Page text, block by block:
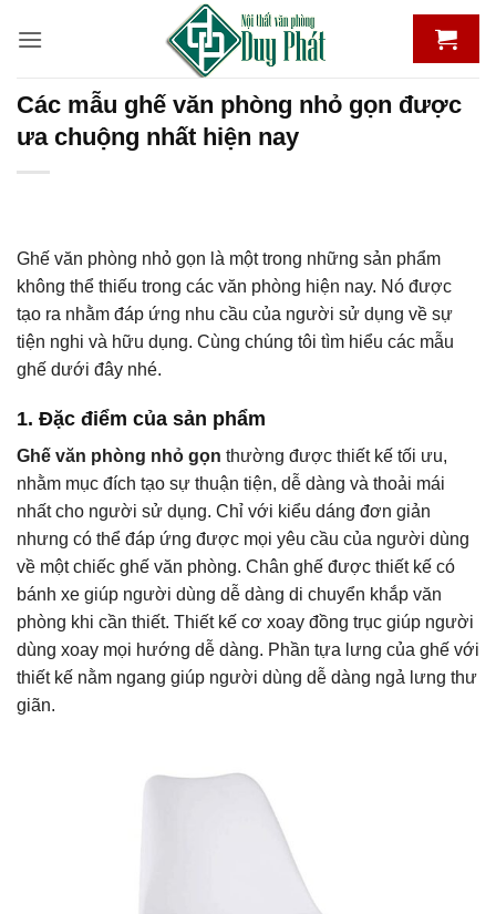
qua
dungCác mẫu ghế văn phòng nhỏ gọn được
ưa chuộng nhất hiện nay
Ghế văn phòng nhỏ gọn là một trong những sản phẩm
không thể thiếu trong các văn phòng hiện nay. Nó được
tạo ra nhằm đáp ứng nhu cầu của người sử dụng về sự
tiện nghi và hữu dụng. Cùng chúng tôi tìm hiểu các mẫu
ghế dưới đây nhé.
1. Đặc điểm của sản phẩm
Ghế văn phòng nhỏ gọn thường được thiết kế tối ưu,
nhằm mục đích tạo sự thuận tiện, dễ dàng và thoải mái
nhất cho người sử dụng. Chỉ với kiểu dáng đơn giản
nhưng có thể đáp ứng được mọi yêu cầu của người dùng
về một chiếc ghế văn phòng. Chân ghế được thiết kế có
bánh xe giúp người dùng dễ dàng di chuyển khắp văn
phòng khi cần thiết. Thiết kế cơ xoay đồng trục giúp người
dùng xoay mọi hướng dễ dàng. Phần tựa lưng của ghế với
thiết kế nằm ngang giúp người dùng dễ dàng ngả lưng thư
giãn.